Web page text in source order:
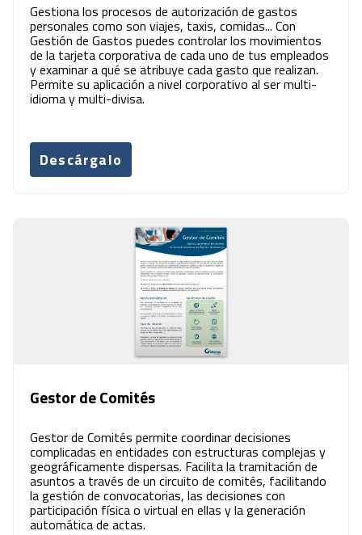
Gestiona los procesos de autorización de gastos
personales como son viajes, taxis, comidas... Con
Gestión de Gastos puedes controlar los movimientos
de la tarjeta corporativa de cada uno de tus empleados
y examinar a qué se atribuye cada gasto que realizan.
Permite su aplicación a nivel corporativo al ser multi-
idioma y multi-divisa.
Descárgalo
Gestor de Comités
Gestor de Comités permite coordinar decisiones
complicadas en entidades con estructuras complejas y
geográficamente dispersas. Facilita la tramitación de
asuntos a través de un circuito de comités, facilitando
la gestión de convocatorias, las decisiones con
participación física o virtual en ellas y la generación
automática de actas.